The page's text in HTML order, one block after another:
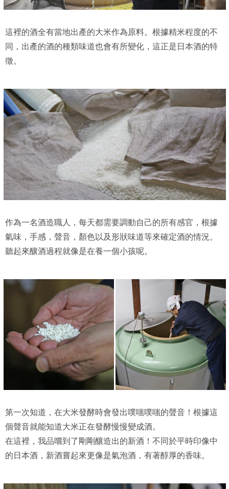
這裡的酒全有當地出產的大米作為原料。根據精米程度的不
同，出產的酒的種類味道也會有所變化，這正是日本酒的特
徵。
作為一名酒造職人，每天都需要調動自己的所有感官，根據
氣味，手感，聲音，顏色以及形狀味道等來確定酒的情況。
聽起來釀酒過程就像是在養一個小孩呢。
第一次知道，在大米發酵時會發出噗嗤噗嗤的聲音！根據這
個聲音就能知道大米正在發酵慢慢變成酒。
在這裡，我品嚐到了剛剛釀造出的新酒！不同於平時印像中
的日本酒，新酒嘗起來更像是氣泡酒，有著醇厚的香味。